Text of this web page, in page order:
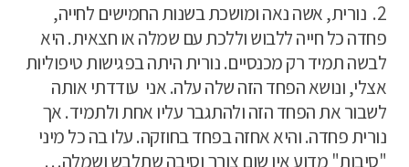
2. נורית, אשה נאה ומושכת בשנות החמישים לחייה,
פחדה כל חייה ללבוש וללכת עם שמלה או חצאית. היא
לבשה תמיד רק מכנסיים. נורית היתה בפגישות טיפוליות
אצלי, ונושא הפחד הזה שלה עלה. אני עודדתי אותה
לשבור את הפחד הזה ולהתגבר עליו אחת ולתמיד. אך
נורית פחדה. והיא אחזה בפחד בחוזקה. עלו בה כל מיני
"סיבות" מדוע אין שום צורך וסיבה שתלבש ושמלה…